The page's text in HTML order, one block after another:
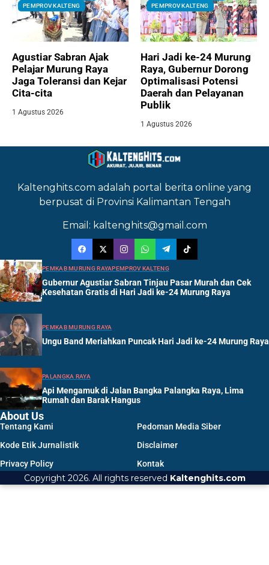
PEMPROV KALTENG
Agustiar Sabran Ajak
Pelajar Murung Raya
Jaga Toleransi dan Kejar
Cita-cita
1 Agustus 2026
PEMPROV KALTENG
Hari Jadi ke-24 Murung
Raya, Gubernur Dorong
Optimalisasi Potensi
Daerah dan Pelayanan
Publik
1 Agustus 2026
Kaltenghits.com adalah portal berita online yang
berpusat di Provinsi Kalimantan Tengah
Email: kaltenghits@gmail.com
PEMKAB MURUNG RAYAPEMPROV KALTENG
Gubernur Agustiar Sabran Tinjau Pasar Murah dan Cek
Kesehatan Gratis di Hari Jadi ke-24 Murung Raya
PEMKAB MURUNG RAYA
Ungu Band Meriahkan Puncak Hari Jadi ke-24 Murung Raya
PALANGKA RAYA
Api Mengamuk di Jalan Bangka Palangka Raya, Lima
Rumah dan Barak Hangus
About Us
Tentang Kami
Pedoman Media Siber
Kode Etik Jurnalistik
Disclaimer
Privacy Policy
Kontak
Copyright 2026. All rights reserved Kaltenghits.com